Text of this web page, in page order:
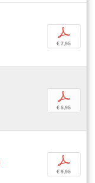
p
€ 7,95
p
€ 5,95
p
€ 9,95